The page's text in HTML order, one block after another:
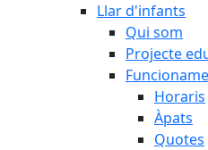
Llar d'infants
Qui som
Projecte
Horaris
Àpats
Quotes